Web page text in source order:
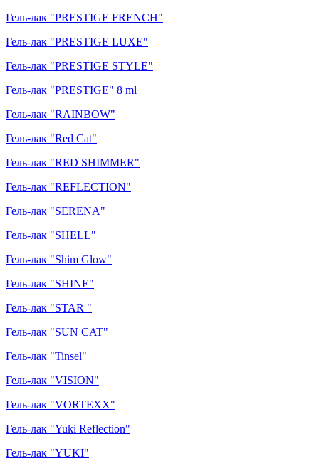
Гель-лак "PRESTIGE FRENCH"
Гель-лак "PRESTIGE LUXE"
Гель-лак "PRESTIGE STYLE"
Гель-лак "PRESTIGE" 8 ml
Гель-лак "RAINBOW"
Гель-лак "Red Cat"
Гель-лак "RED SHIMMER"
Гель-лак "REFLECTION"
Гель-лак "SERENA"
Гель-лак "SHELL"
Гель-лак "Shim Glow"
Гель-лак "SHINE"
Гель-лак "STAR "
Гель-лак "SUN CAT"
Гель-лак "Tinsel"
Гель-лак "VISION"
Гель-лак "VORTEXX"
Гель-лак "Yuki Reflection"
Гель-лак "YUKI"